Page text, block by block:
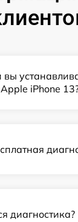
вы
iPhone
диагностика?